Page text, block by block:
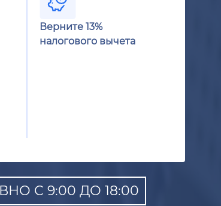
С 9:00 ДО 18:00
Верните 13%
налогового вычета